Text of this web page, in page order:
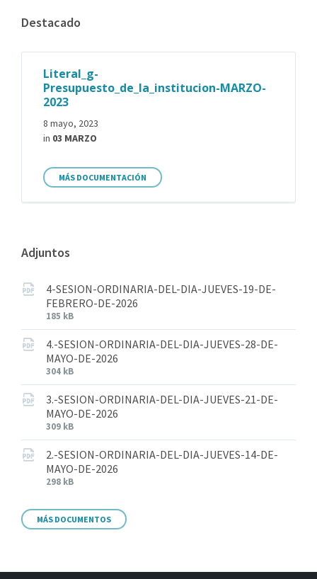
Destacado
Literal_g-
Presupuesto_de_la_institucion-MARZO-
2023
8 mayo, 2023
in 03 MARZO
MÁS DOCUMENTACIÓN
Adjuntos
4-SESION-ORDINARIA-DEL-DIA-JUEVES-19-DE-
FEBRERO-DE-2026
185 kB
4.-SESION-ORDINARIA-DEL-DIA-JUEVES-28-DE-
MAYO-DE-2026
304 kB
3.-SESION-ORDINARIA-DEL-DIA-JUEVES-21-DE-
MAYO-DE-2026
309 kB
2.-SESION-ORDINARIA-DEL-DIA-JUEVES-14-DE-
MAYO-DE-2026
298 kB
MÁS DOCUMENTOS